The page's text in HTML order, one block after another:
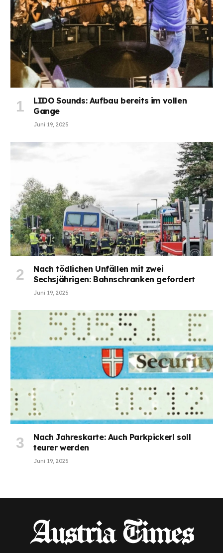
LIDO Sounds: Aufbau bereits im vollen
Gange
Juni 19, 2025
Nach tödlichen Unfällen mit zwei
Sechsjährigen: Bahnschranken gefordert
Juni 19, 2025
Nach Jahreskarte: Auch Parkpickerl soll
teurer werden
Juni 19, 2025